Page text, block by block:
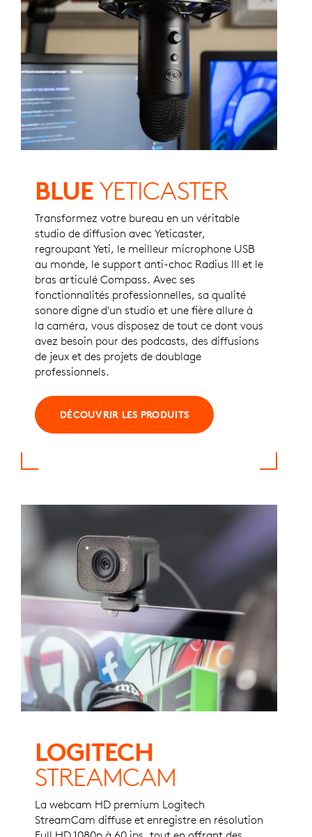
BLUE YETICASTER
Transformez votre bureau en un véritable
studio de diffusion avec Yeticaster,
regroupant Yeti, le meilleur microphone USB
au monde, le support anti-choc Radius III et le
bras articulé Compass. Avec ses
fonctionnalités professionnelles, sa qualité
sonore digne d'un studio et une fière allure à
la caméra, vous disposez de tout ce dont vous
avez besoin pour des podcasts, des diffusions
de jeux et des projets de doublage
professionnels.
DÉCOUVRIR LES PRODUITS
LOGITECH
STREAMCAM
La webcam HD premium Logitech
StreamCam diffuse et enregistre en résolution